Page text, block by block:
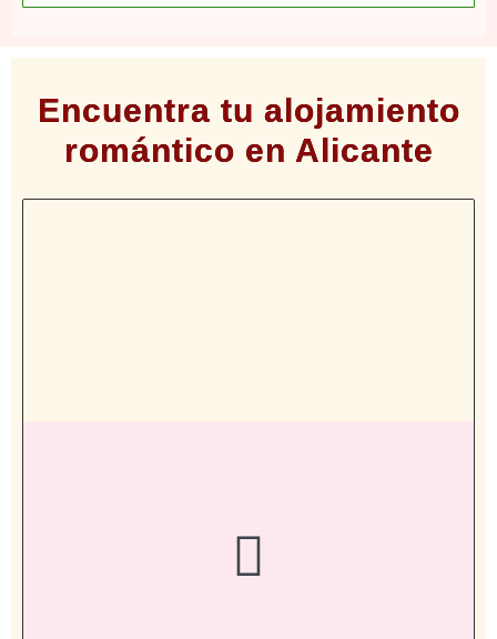
Encuentra tu alojamiento
romántico en Alicante